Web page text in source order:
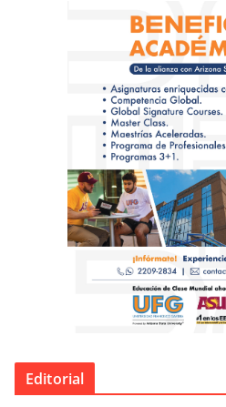
Editorial